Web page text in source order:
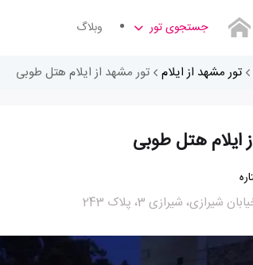
جستجوی تور وبلاگ
تور مشهد از ایلام تور مشهد از ایلام هتل طوبی
ایلام هتل طوبی
شيرازی 3، پلاک 243